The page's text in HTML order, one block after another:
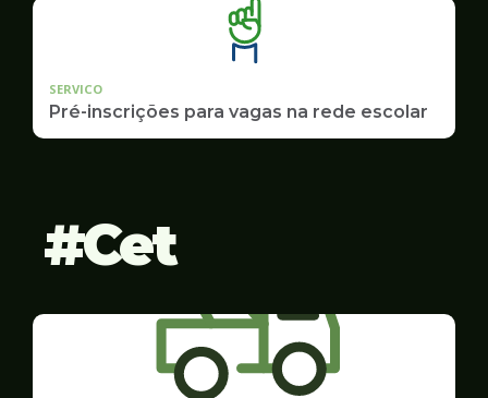
SERVICO
Pré-inscrições para vagas na rede escolar
Cet